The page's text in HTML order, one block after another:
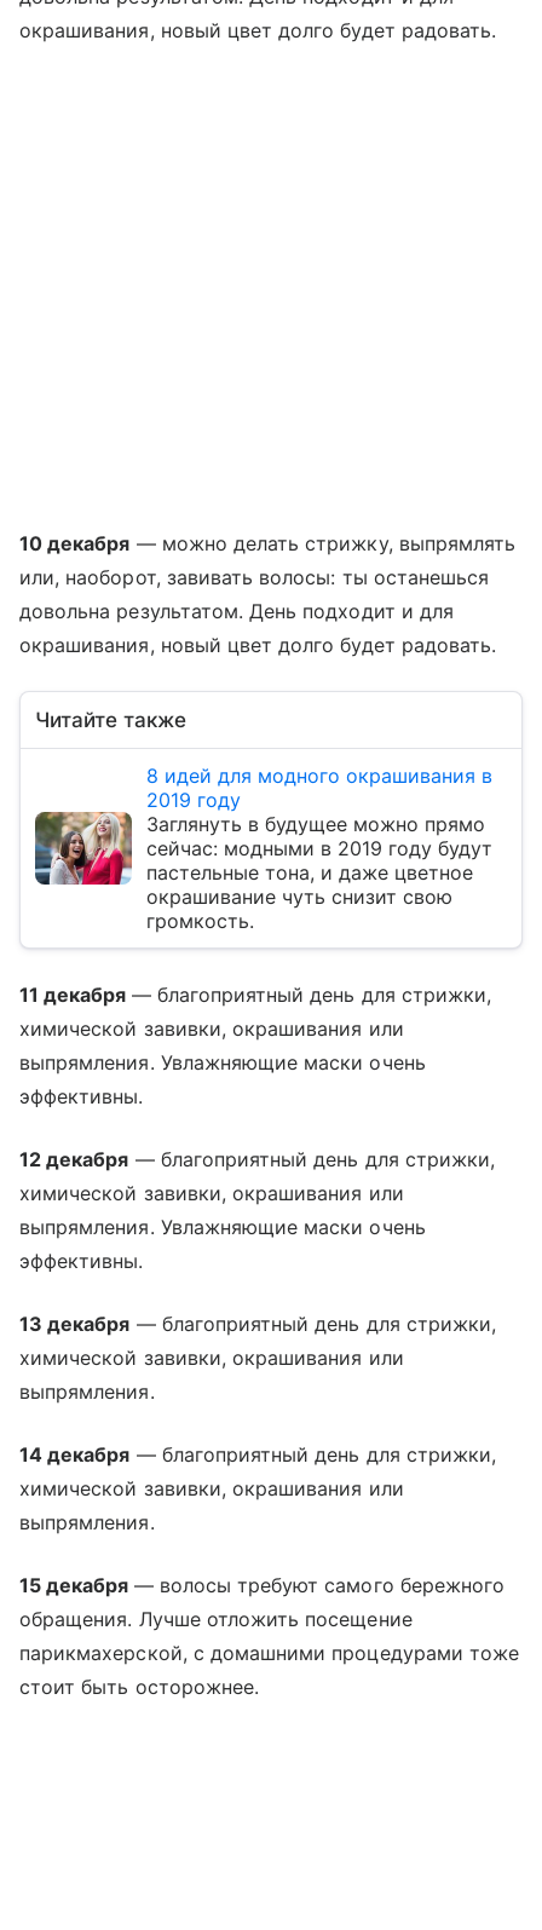
окрашивания, новый цвет долго будет радовать.
10 декабря — можно делать стрижку, выпрямлять
или, наоборот, завивать волосы: ты останешься
довольна результатом. День подходит и для
окрашивания, новый цвет долго будет радовать.
Читайте также
8 идей для модного окрашивания в
2019 году
Заглянуть в будущее можно прямо
сейчас: модными в 2019 году будут
пастельные тона, и даже цветное
окрашивание чуть снизит свою
громкость.
11 декабря — благоприятный день для стрижки,
химической завивки, окрашивания или
выпрямления. Увлажняющие маски очень
эффективны.
12 декабря — благоприятный день для стрижки,
химической завивки, окрашивания или
выпрямления. Увлажняющие маски очень
эффективны.
13 декабря — благоприятный день для стрижки,
химической завивки, окрашивания или
выпрямления.
14 декабря — благоприятный день для стрижки,
химической завивки, окрашивания или
выпрямления.
15 декабря — волосы требуют самого бережного
обращения. Лучше отложить посещение
парикмахерской, с домашними процедурами тоже
стоит быть осторожнее.